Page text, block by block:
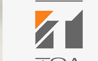
Mischverstärker / Mixer
A-2000D-Serie